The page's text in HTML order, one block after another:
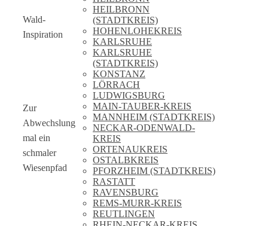
Wald-
Inspiration
Zur
Abwechslung
mal ein
schmaler
Wiesenpfad
HEILBRONN
(STADTKREIS)
HOHENLOHEKREIS
KARLSRUHE
KARLSRUHE
(STADTKREIS)
KONSTANZ
LÖRRACH
LUDWIGSBURG
MAIN-TAUBER-KREIS
MANNHEIM (STADTKREIS)
NECKAR-ODENWALD-
KREIS
ORTENAUKREIS
OSTALBKREIS
PFORZHEIM (STADTKREIS)
RASTATT
RAVENSBURG
REMS-MURR-KREIS
REUTLINGEN